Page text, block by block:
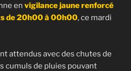
en vigilance jaune renforcé
de 20h00 à 00h00, ce mardi
attendus avec des chutes de
cumuls de pluies pouvant